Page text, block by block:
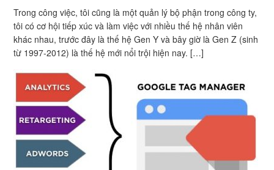
Trong công việc, tôi cũng là một quản lý bộ phận trong công ty,
tôi có cơ hội tiếp xúc và làm việc với nhiều thế hệ nhân viên
khác nhau, trước đây là thế hệ Gen Y và bây giờ là Gen Z (sinh
từ 1997-2012) là thế hệ mới nổi trội hiện nay. […]